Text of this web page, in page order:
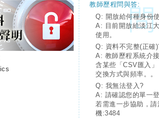
教師歷程問與答:
Q: 開放給何種身份
A: 目前開放給淡江
使用。
Q: 資料不完整(正確
A: 教師歷程系統介
含某些「CSV匯入
交換方式與頻率。。
Q: 我無法登入?
A: 請確認您的單一
若需進一步協助，
機:3484